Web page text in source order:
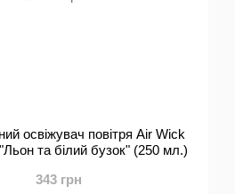
освіжувач повітря Air Wick
та білий бузок" (250 мл.)
343 грн